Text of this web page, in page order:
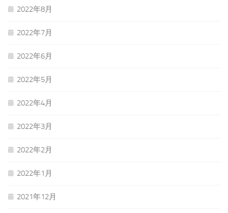
2022年8月
2022年7月
2022年6月
2022年5月
2022年4月
2022年3月
2022年2月
2022年1月
2021年12月